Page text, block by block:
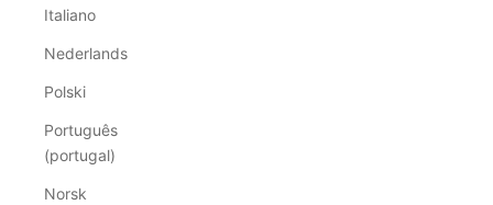
Italiano
Nederlands
Polski
Português
(portugal)
Norsk